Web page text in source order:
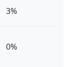
3%
0%